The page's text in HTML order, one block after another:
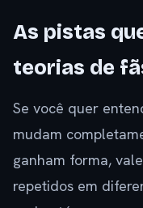
As pistas
teorias de
Se você quer
mudam
ganham forma,
repetidos em